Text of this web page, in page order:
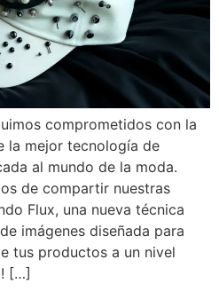
comprometidos con la
la mejor tecnología de
al mundo de la moda.
de compartir nuestras
Flux, una nueva técnica
imágenes diseñada para
tus productos a un nivel
[…]